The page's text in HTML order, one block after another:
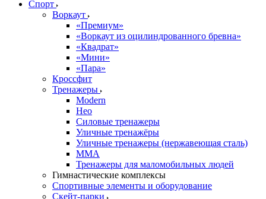
Спорт
Воркаут
«Премиум»
«Воркаут из оцилиндрованного бревна»
«Квадрат»
«Мини»
«Пара»
Кроссфит
Тренажеры
Modern
Нео
Силовые тренажеры
Уличные тренажёры
Уличные тренажеры (нержавеющая сталь)
ММА
Тренажеры для маломобильных людей
Гимнастические комплексы
Спортивные элементы и оборудование
Скейт-парки